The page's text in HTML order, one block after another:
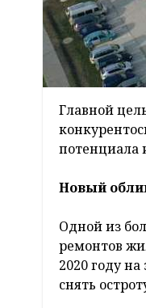
Главной
потенциала
Новый
Одной из
ремонтов
2020 году
снять